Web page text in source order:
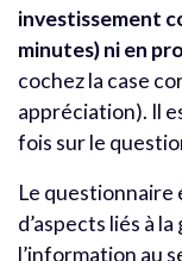
investissement
minutes) ni en
cochez la case
appréciation). Il
fois sur le
Le questionnaire
d’aspects liés à
l’information au